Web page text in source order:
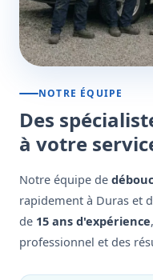
NOTRE ÉQUIPE
Des
à votre
Notre équipe de
rapidement à Duras et
de 15 ans d'expérience
professionnel et des